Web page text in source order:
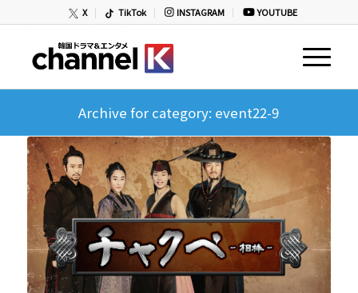
X TikTok INSTAGRAM YOUTUBE
Archive for category: event22-9